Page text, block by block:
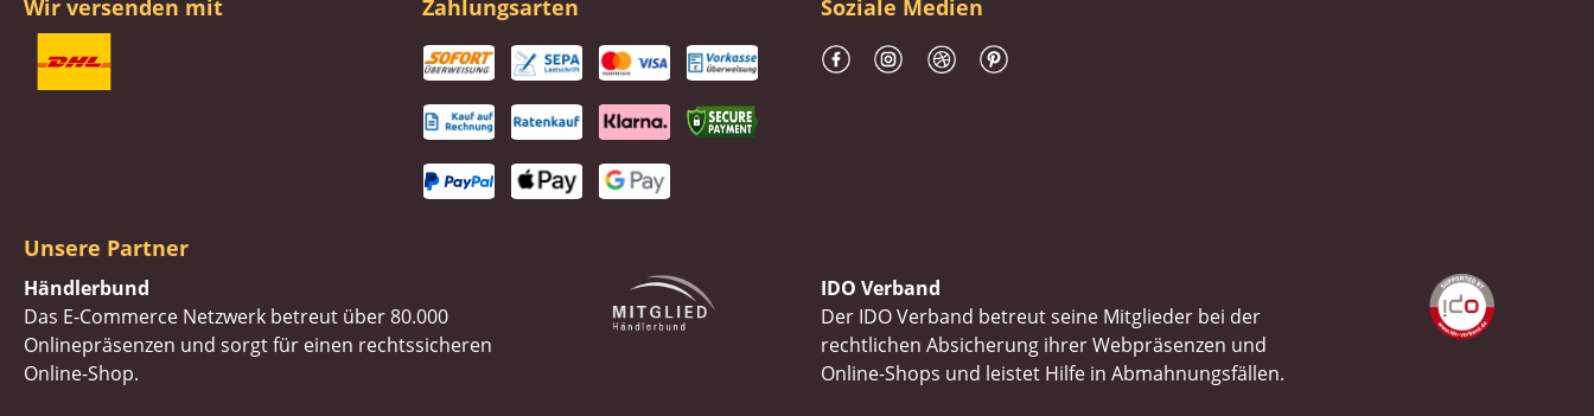
Wir versenden mit Zahlungsarten Soziale Medien
Unsere Partner
Händlerbund
Das E-Commerce Netzwerk betreut über 80.000
Onlinepräsenzen und sorgt für einen rechtssicheren
Online-Shop.
IDO Verband
Der IDO Verband betreut seine Mitglieder bei der
rechtlichen Absicherung ihrer Webpräsenzen und
Online-Shops und leistet Hilfe in Abmahnungsfällen.